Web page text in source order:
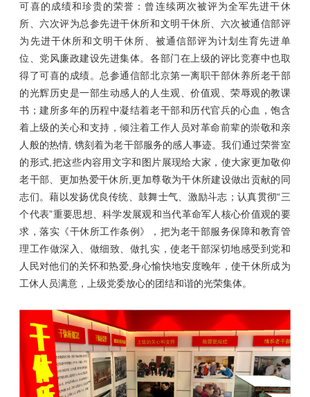
可喜的成绩和珍贵的荣誉：曾连续两次被评为全军先进干休
所、六次评为总参先进干休所和文明干休所、六次被通信部评
为先进干休所和文明干休所、被通信部评为计划生育先进单
位、党风廉政建设先进集体。各部门在上级的评比竞赛中也取
得了可喜的成绩。总参通信部北京第一离职干部休养所老干部
的光辉历史是一部生动感人的人生观、价值观、荣辱观的教课
书；建所多年的历程中凝结着老干部和历代官兵的心血，饱含
着上级的关心和支持，倾注着工作人员对革命前辈的崇敬和亲
人般的热情, 镌刻着为老干部服务的感人事迹。我们通过荣誉室
的形式,把这些内容用文字和图片展现给大家，使大家更加敬仰
老干部、更加热爱干休所,更加尊敬为干休所建设做出贡献的同
志们。藉以发扬优良传统、鼓舞士气、激励斗志；认真贯彻“三
个代表”重要思想、科学发展观和当代革命军人核心价值观的要
求，落实《干休所工作条例》，把为老干部服务保障和教育管
理工作做深入、做细致、做扎实，使老干部深切地感受到党和
人民对他们的关怀和热爱,身心愉快地安度晚年，使干休所成为
工休人员满意，上级党委放心的团结和谐的光荣集体。